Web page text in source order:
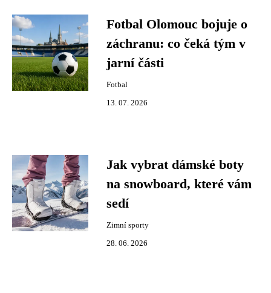
Fotbal Olomouc bojuje o
záchranu: co čeká tým v
jarní části
Fotbal
13. 07. 2026
Jak vybrat dámské boty
na snowboard, které vám
sedí
Zimní sporty
28. 06. 2026